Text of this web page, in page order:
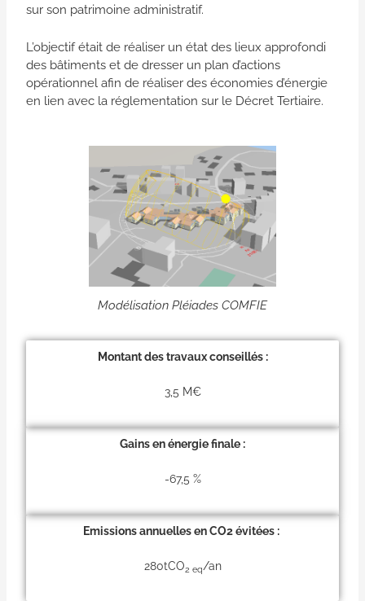
sur son patrimoine administratif.
L’objectif était de réaliser un état des lieux approfondi
des bâtiments et de dresser un plan d’actions
opérationnel afin de réaliser des économies d’énergie
en lien avec la réglementation sur le Décret Tertiaire.
Modélisation Pléiades COMFIE
Montant des travaux conseillés :
3,5 M€
Gains en énergie finale :
-67,5 %
Emissions annuelles en CO2 évitées :
280tCO2 eq/an